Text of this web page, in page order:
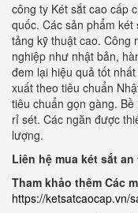
công ty Két sắt cao cấp
quốc. Các sản phẩm
tảng kỹ thuật cao. Công
nghiệp như nhật bản,
đem lại hiệu quả tốt
xuất theo tiêu chuẩn
tiêu chuẩn gọn gàng.
rỉ sét. Các ngăn được
lượng.
Liên hệ mua két sắt
Tham khảo thêm Các
https://ketsatcaocap.vn/